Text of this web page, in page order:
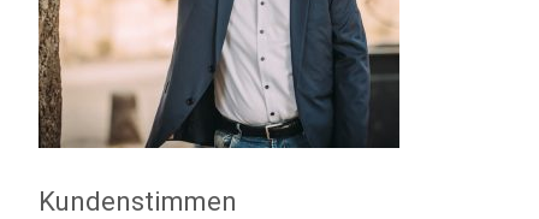
Kundenstimmen